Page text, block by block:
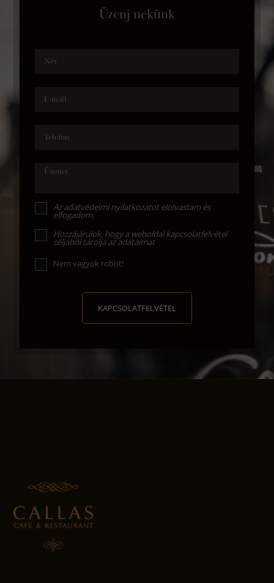
Üzenj nekünk
Név
E-mail
Telefon
Üzenet
Azadatvédelmi nyilatkozatot elolvastam és
elfogadom.
Hozzájárulok, hogy a weboldal kapcsolatfelvétel
céljából tárolja az adataimat
Nem vagyok robot!
KAPCSOLATFELVÉTEL